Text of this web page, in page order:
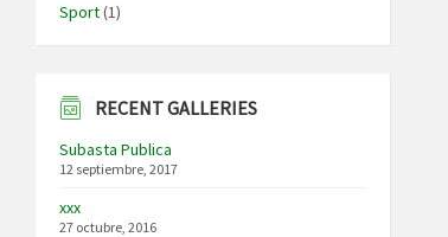
Sport(1)
RECENT GALLERIES
Subasta Publica
12 septiembre, 2017
xxx
27 octubre, 2016